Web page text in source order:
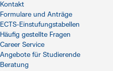
Kontakt
Formulare und Anträge
ECTS-Einstufungstabellen
Häufig gestellte Fragen
Career Service
Angebote für Studierende
Beratung